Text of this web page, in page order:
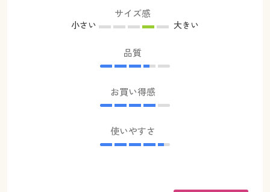
サイズ感
小さい 大きい
品質
お買い得感
使いやすさ